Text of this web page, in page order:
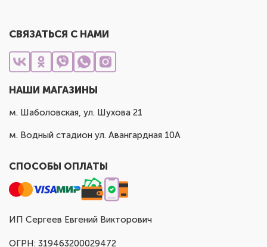
СВЯЗАТЬСЯ С НАМИ
НАШИ МАГАЗИНЫ
м. Шаболовская, ул. Шухова 21
м. Водный стадион ул. Авангардная 10А
СПОСОБЫ ОПЛАТЫ
ИП Сергеев Евгений Викторович
ОГРН: 319463200029472